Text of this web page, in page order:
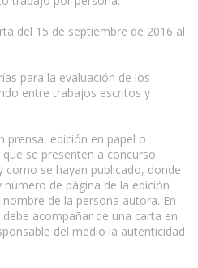
del 15 de septiembre de 2016 al
para la evaluación de los
entre trabajos escritos y
prensa, edición en papel o
se presenten a concurso
como se hayan publicado, donde
de página de la edición
de la persona autora. En
acompañar de una carta en
del medio la autenticidad